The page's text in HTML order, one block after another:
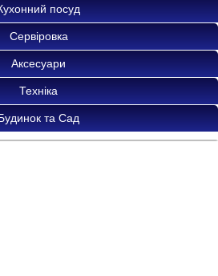
посуд
Сервіровка
Аксесуари
Техніка
та Сад